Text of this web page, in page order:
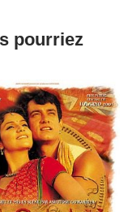
pourriez